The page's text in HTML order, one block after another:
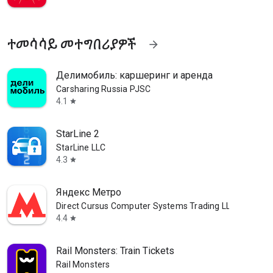
ተመሳሳይ መተግበሪያዎች arrow_forward
Делимобиль: каршеринг и аренда
Carsharing Russia PJSC
4.1
star
StarLine 2
StarLine LLC
4.3 star
Яндекс Метро
Direct Cursus Computer Systems Trading LLC
4.4 star
Rail Monsters: Train Tickets
Rail Monsters